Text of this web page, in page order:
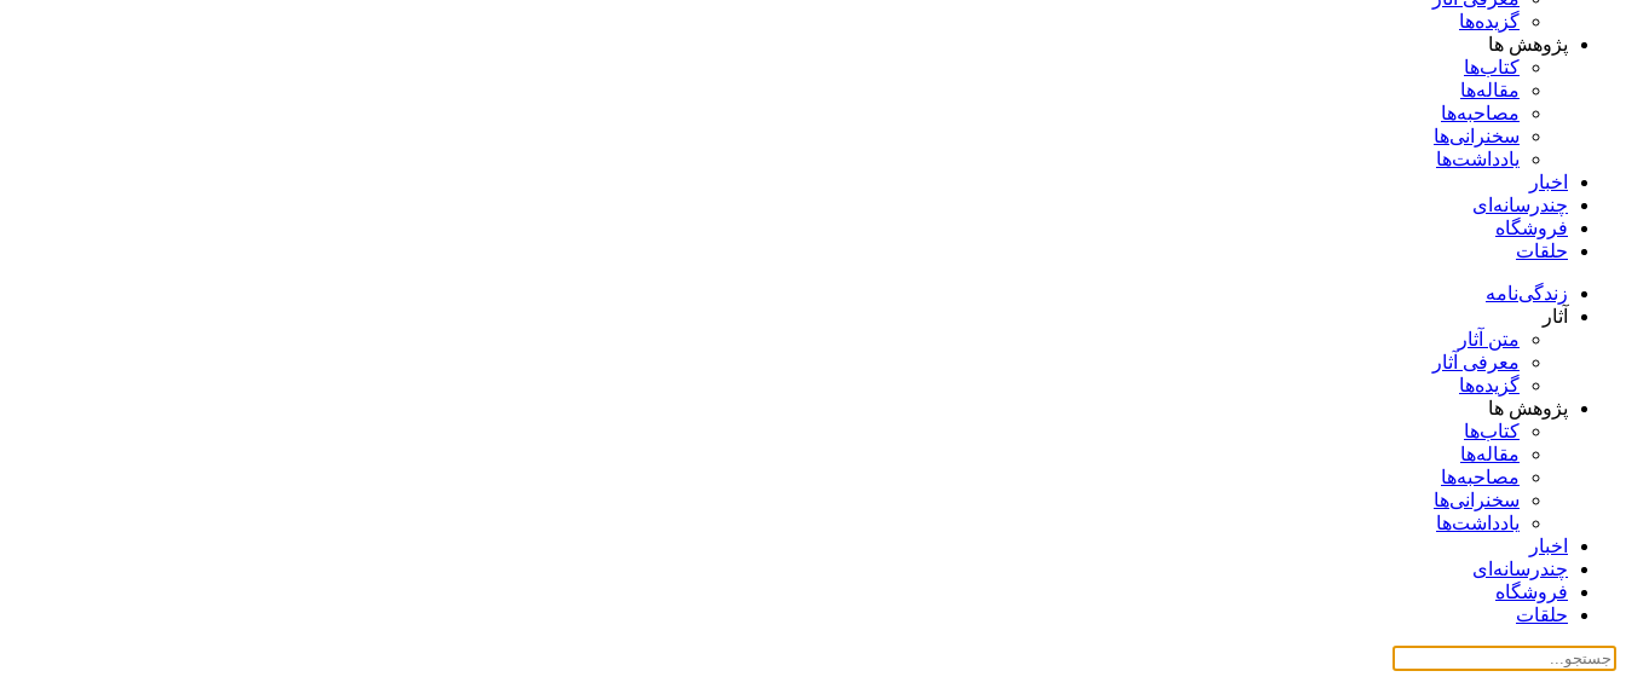
گزیده‌ها
پژوهش ها
کتاب‌ها
مقاله‌ها
مصاحبه‌ها
سخنرانی‌ها
یادداشت‌ها
اخبار
چندرسانه‌ای
فروشگاه
حلقات
زندگی‌نامه
آثار
متن آثار
معرفی آثار
گزیده‌ها
پژوهش ها
کتاب‌ها
مقاله‌ها
مصاحبه‌ها
سخنرانی‌ها
یادداشت‌ها
اخبار
چندرسانه‌ای
فروشگاه
حلقات